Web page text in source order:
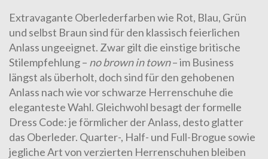
Extravagante Oberlederfarben wie Rot, Blau, Grün
und selbst Braun sind für den klassisch feierlichen
Anlass ungeeignet. Zwar gilt die einstige britische
Stilempfehlung – no brown in town– im Business
längst als überholt, doch sind für den gehobenen
Anlass nach wie vor schwarze Herrenschuhe die
eleganteste Wahl. Gleichwohl besagt der formelle
Dress Code: je förmlicher der Anlass, desto glatter
das Oberleder. Quarter-, Half- und Full-Brogue sowie
jegliche Art vonverzierten Herrenschuhen bleiben